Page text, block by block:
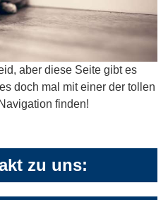
aber diese Seite gibt es
doch mal mit einer der tollen
finden!
zu uns: